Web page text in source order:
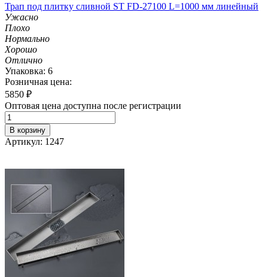
Трап под плитку сливной ST FD-27100 L=1000 мм линейный
Ужасно
Плохо
Нормально
Хорошо
Отлично
Упаковка: 6
Розничная цена:
5850 ₽
Оптовая цена доступна после регистрации
В корзину
Артикул: 1247